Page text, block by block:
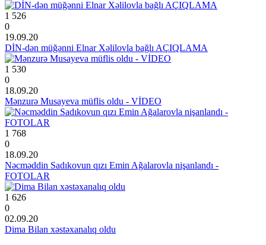
1 526
0
19.09.20
DİN-dən müğənni Elnar Xəlilovla bağlı AÇIQLAMA
1 530
0
18.09.20
Mənzurə Musayeva müflis oldu - VİDEO
1 768
0
18.09.20
Nəcməddin Sadıkovun qızı Emin Ağalarovla nişanlandı -
FOTOLAR
1 626
0
02.09.20
Dima Bilan xəstəxanalıq oldu